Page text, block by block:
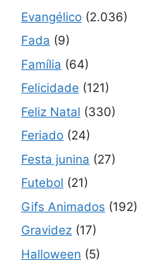
Evangélico (2.036)
Fada (9)
Família (64)
Felicidade (121)
Feliz Natal (330)
Feriado (24)
Festa junina (27)
Futebol (21)
Gifs Animados (192)
Gravidez (17)
Halloween (5)